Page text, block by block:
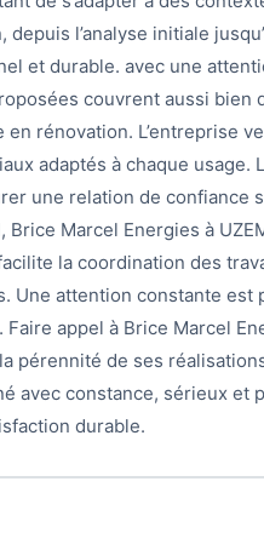
l’analyse initiale
et durable. avec une
couvrent aussi
rénovation. L’entreprise
adaptés à chaque usage.
une relation de confiance
Brice Marcel Energies à
la coordination des
Une attention constante
appel à Brice Marcel
pérennité de ses
avec constance, sérieux et
durable.